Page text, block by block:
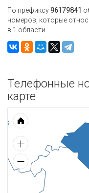
По префиксу 96179841
номеров, которые
в 1 области.
Телефонные
карте